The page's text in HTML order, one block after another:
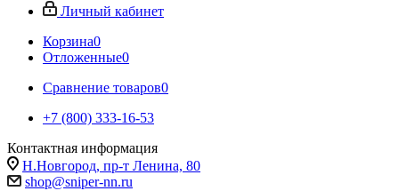
Личный кабинет
Корзина0
Отложенные0
Сравнение товаров0
+7 (800) 333-16-53
Контактная информация
Н.Новгород, пр-т Ленина, 80
shop@sniper-nn.ru